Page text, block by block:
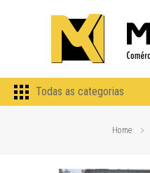
Todas as categorias
Home